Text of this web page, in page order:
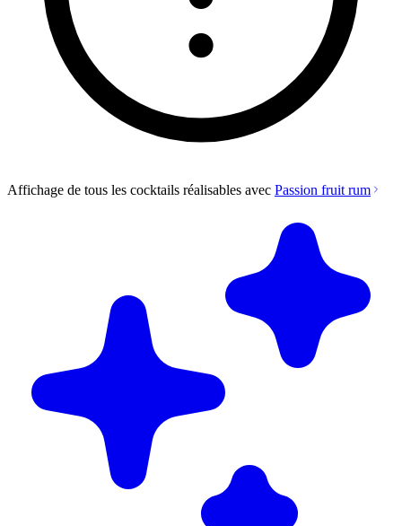
Affichage de tous les cocktails réalisables avec Passion fruit rum